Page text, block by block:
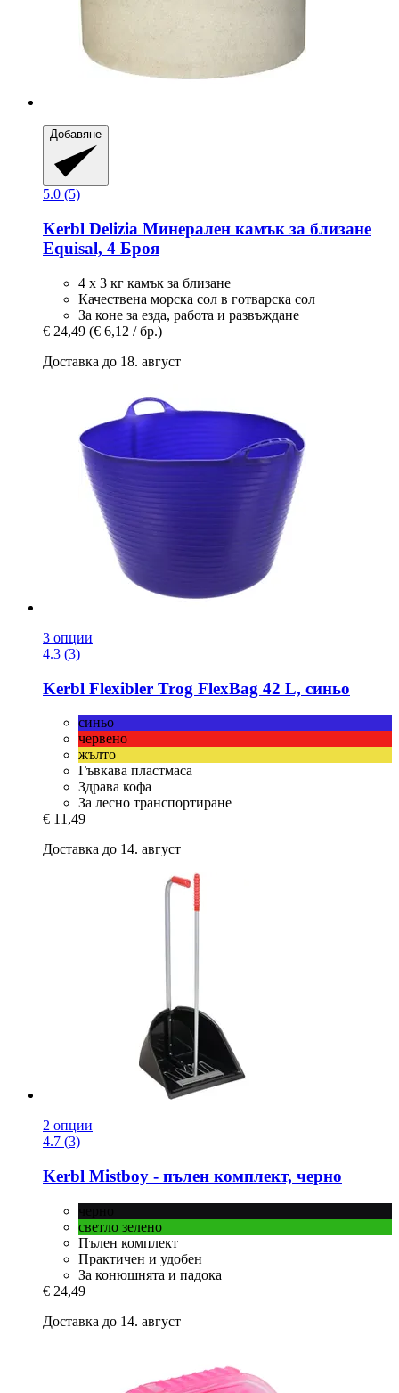
Добавяне
5.0 (5)
Kerbl Delizia Минерален камък за близане
Equisal, 4 Броя
4 х 3 кг камък за близане
Качествена морска сол в готварска сол
За коне за езда, работа и развъждане
€ 24,49 (€ 6,12 / бр.)
Доставка до 18. август
3 опции
4.3 (3)
Kerbl Flexibler Trog FlexBag 42 L, синьо
синьо
червено
жълто
Гъвкава пластмаса
Здрава кофа
За лесно транспортиране
€ 11,49
Доставка до 14. август
2 опции
4.7 (3)
Kerbl Mistboy -​ пълен комплект, черно
светло зелено
Пълен комплект
Практичен и удобен
За конюшнята и падока
€ 24,49
Доставка до 14. август